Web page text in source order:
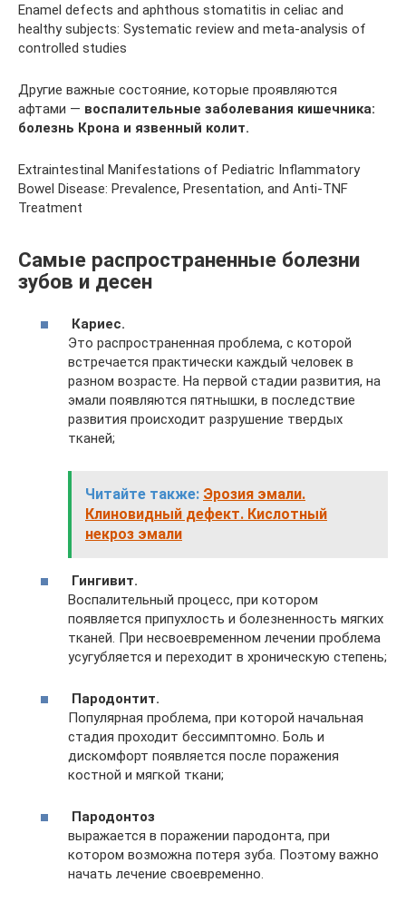
Enamel defects and aphthous stomatitis in celiac and
healthy subjects: Systematic review and meta-analysis of
controlled studies
Другие важные состояние, которые проявляются
афтами — воспалительные заболевания кишечника:
болезнь Крона и язвенный колит.
Extraintestinal Manifestations of Pediatric Inflammatory
Bowel Disease: Prevalence, Presentation, and Anti-TNF
Treatment
Самые распространенные болезни
зубов и десен
Кариес.
Это распространенная проблема, с которой
встречается практически каждый человек в
разном возрасте. На первой стадии развития, на
эмали появляются пятнышки, в последствие
развития происходит разрушение твердых
тканей;
Читайте также: Эрозия эмали.
Клиновидный дефект. Кислотный
некроз эмали
Гингивит.
Воспалительный процесс, при котором
появляется припухлость и болезненность мягких
тканей. При несвоевременном лечении проблема
усугубляется и переходит в хроническую степень;
Пародонтит.
Популярная проблема, при которой начальная
стадия проходит бессимптомно. Боль и
дискомфорт появляется после поражения
костной и мягкой ткани;
Пародонтоз
выражается в поражении пародонта, при
котором возможна потеря зуба. Поэтому важно
начать лечение своевременно.